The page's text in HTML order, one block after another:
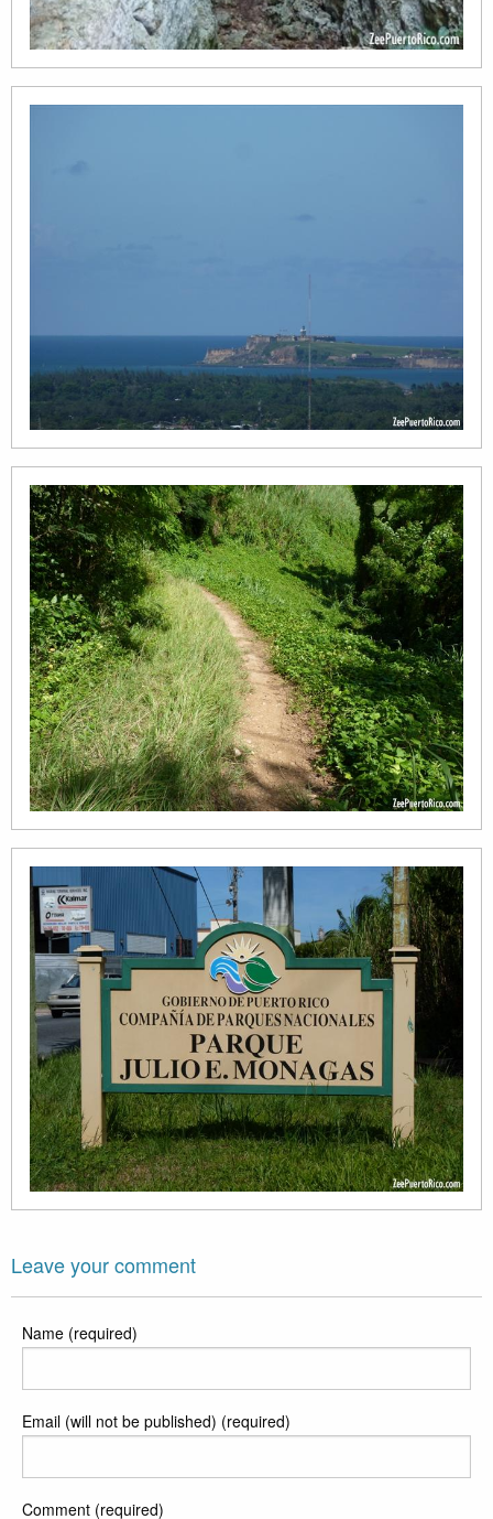
Leave your comment
Name (required)
Email (will not be published) (required)
Comment (required)